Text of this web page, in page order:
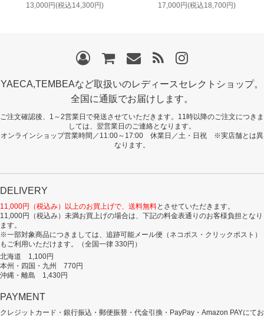
13,000円(税込14,300円) 17,000円(税込18,700円)
YAECA,TEMBEAなど取扱いのレディースセレクトショップ。
全国に通販でお届けします。
ご注文確認後、1～2営業日で発送させていただきます。11時以降のご注文につきま
しては、翌営業日のご連絡となります。
オンラインショップ営業時間／11:00～17:00 休業日／土・日祝 ※実店舗とは異
なります。
DELIVERY
11,000円（税込み）以上のお買上げで、送料無料とさせていただきます。
11,000円（税込み）未満お買上げの場合は、下記の料金表通りのお客様負担となり
ます。
※一部対象商品につきましては、追跡可能メール便（ネコポス・クリックポスト）
もご利用いただけます。（全国一律 330円）
北海道 1,100円
本州・四国・九州 770円
沖縄・離島 1,430円
PAYMENT
クレジットカード・銀行振込・郵便振替・代金引換・PayPay・Amazon PAYにてお